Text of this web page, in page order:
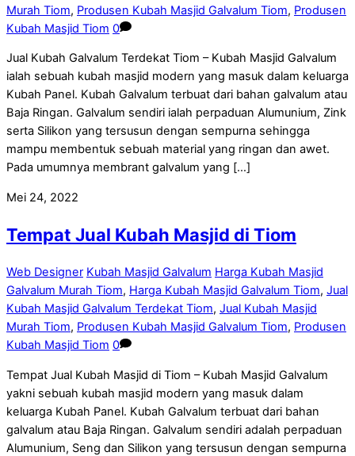
Murah Tiom, Produsen Kubah Masjid Galvalum Tiom, Produsen
Kubah Masjid Tiom 0
Jual Kubah Galvalum Terdekat Tiom – Kubah Masjid Galvalum
ialah sebuah kubah masjid modern yang masuk dalam keluarga
Kubah Panel. Kubah Galvalum terbuat dari bahan galvalum atau
Baja Ringan. Galvalum sendiri ialah perpaduan Alumunium, Zink
serta Silikon yang tersusun dengan sempurna sehingga
mampu membentuk sebuah material yang ringan dan awet.
Pada umumnya membrant galvalum yang […]
Mei 24, 2022
Tempat Jual Kubah Masjid di Tiom
Web Designer Kubah Masjid Galvalum Harga Kubah Masjid
Galvalum Murah Tiom, Harga Kubah Masjid Galvalum Tiom, Jual
Kubah Masjid Galvalum Terdekat Tiom, Jual Kubah Masjid
Murah Tiom, Produsen Kubah Masjid Galvalum Tiom, Produsen
Kubah Masjid Tiom 0
Tempat Jual Kubah Masjid di Tiom – Kubah Masjid Galvalum
yakni sebuah kubah masjid modern yang masuk dalam
keluarga Kubah Panel. Kubah Galvalum terbuat dari bahan
galvalum atau Baja Ringan. Galvalum sendiri adalah perpaduan
Alumunium, Seng dan Silikon yang tersusun dengan sempurna